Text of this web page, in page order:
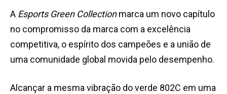
A Esports Green Collectionmarca um novo capítulo
no compromisso da marca com a excelência
competitiva, o espírito dos campeões e a união de
uma comunidade global movida pelo desempenho.
Alcançar a mesma vibração do verde 802C em uma